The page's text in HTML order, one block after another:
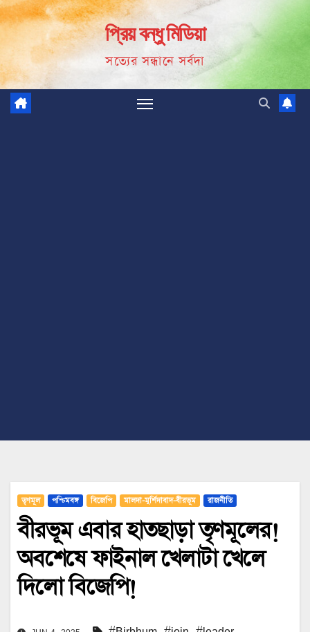
Skip
to
content
প্রিয় বন্ধু মিডিয়া
সত্যের সন্ধানে সর্বদা
তৃণমূল পশ্চিমবঙ্গ বিজেপি মালদা-মুর্শিদাবাদ-বীরভূম রাজনীতি
বীরভূম এবার হাতছাড়া তৃণমূলের!
অবশেষে ফাইনাল খেলাটা খেলে
দিলো বিজেপি!